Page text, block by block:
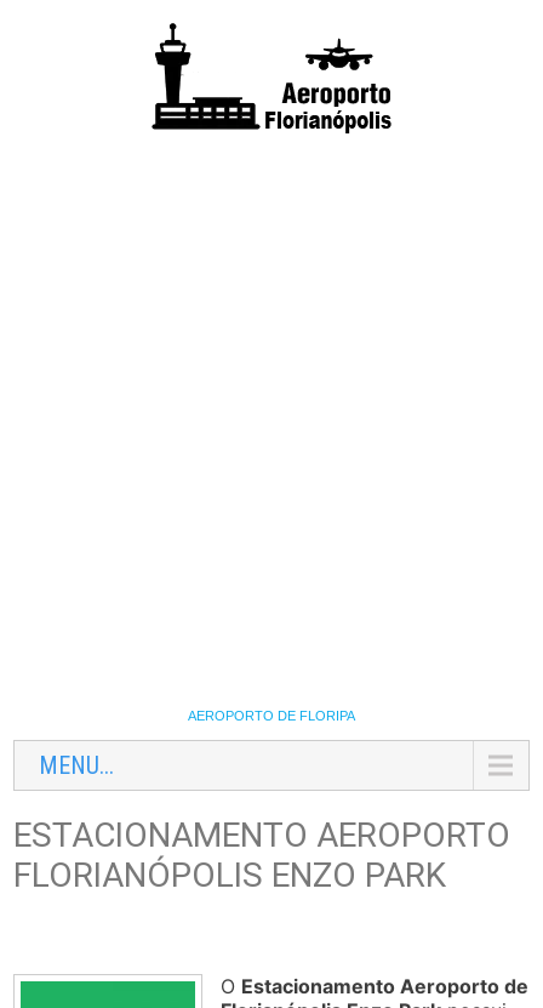
AEROPORTO DE FLORIPA
MENU...
ESTACIONAMENTO AEROPORTO
FLORIANÓPOLIS ENZO PARK
O Estacionamento Aeroporto de